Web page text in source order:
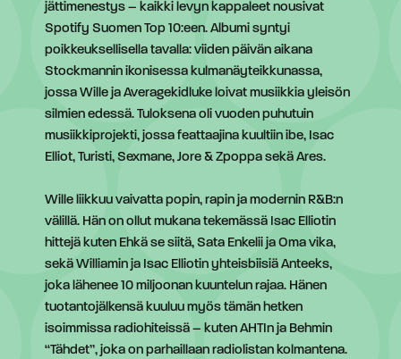
jättimenestys – kaikki levyn kappaleet nousivat
Spotify Suomen Top 10:een. Albumi syntyi
poikkeuksellisella tavalla: viiden päivän aikana
Stockmannin ikonisessa kulmanäyteikkunassa,
jossa Wille ja Averagekidluke loivat musiikkia yleisön
silmien edessä. Tuloksena oli vuoden puhutuin
musiikkiprojekti, jossa feattaajina kuultiin ibe, Isac
Elliot, Turisti, Sexmane, Jore & Zpoppa sekä Ares.
Wille liikkuu vaivatta popin, rapin ja modernin R&B:n
välillä. Hän on ollut mukana tekemässä Isac Elliotin
hittejä kuten Ehkä se siitä, Sata Enkelii ja Oma vika,
sekä Williamin ja Isac Elliotin yhteisbiisiä Anteeks,
joka lähenee 10 miljoonan kuuntelun rajaa. Hänen
tuotantojälkensä kuuluu myös tämän hetken
isoimmissa radiohiteissä – kuten AHTIn ja Behmin
“Tähdet”, joka on parhaillaan radiolistan kolmantena.